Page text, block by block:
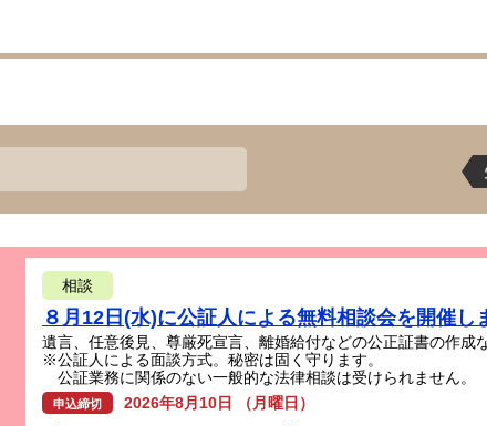
相談
８月12日(水)に公証人による無料相談会を開催し
遺言、任意後見、尊厳死宣言、離婚給付などの公正証書の作成
※公証人による面談方式。秘密は固く守ります。
公証業務に関係のない一般的な法律相談は受けられません。
申込締切
2026年8月10日 （月曜日）